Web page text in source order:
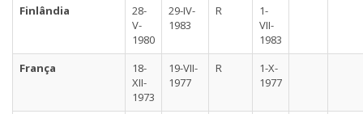
Finlândia
28-
V-
1980
29-IV-
1983
R
1-
VII-
1983
França
18-
XII-
1973
19-VII-
1977
R
1-X-
1977